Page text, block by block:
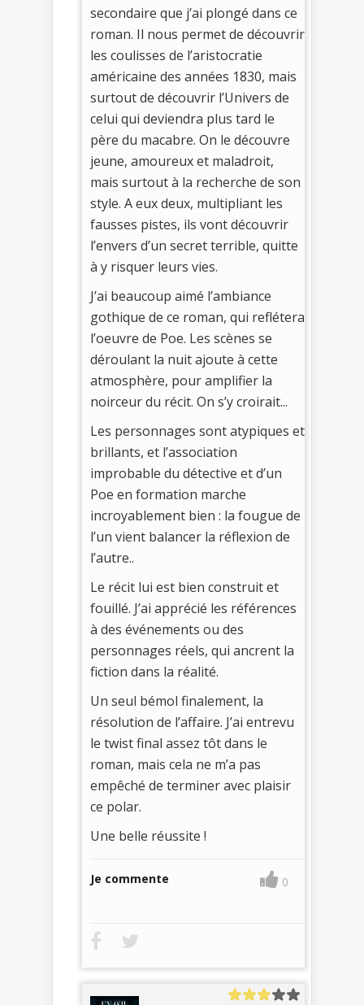
secondaire que j’ai plongé dans ce
roman. Il nous permet de découvrir
les coulisses de l’aristocratie
américaine des années 1830, mais
surtout de découvrir l’Univers de
celui qui deviendra plus tard le
père du macabre. On le découvre
jeune, amoureux et maladroit,
mais surtout à la recherche de son
style. A eux deux, multipliant les
fausses pistes, ils vont découvrir
l’envers d’un secret terrible, quitte
à y risquer leurs vies.
J’ai beaucoup aimé l’ambiance
gothique de ce roman, qui reflétera
l’oeuvre de Poe. Les scènes se
déroulant la nuit ajoute à cette
atmosphère, pour amplifier la
noirceur du récit. On s’y croirait...
Les personnages sont atypiques et
brillants, et l’association
improbable du détective et d’un
Poe en formation marche
incroyablement bien : la fougue de
l’un vient balancer la réflexion de
l’autre..
Le récit lui est bien construit et
fouillé. J’ai apprécié les références
à des événements ou des
personnages réels, qui ancrent la
fiction dans la réalité.
Un seul bémol finalement, la
résolution de l’affaire. J’ai entrevu
le twist final assez tôt dans le
roman, mais cela ne m’a pas
empêché de terminer avec plaisir
ce polar.
Une belle réussite !
Je commente 0